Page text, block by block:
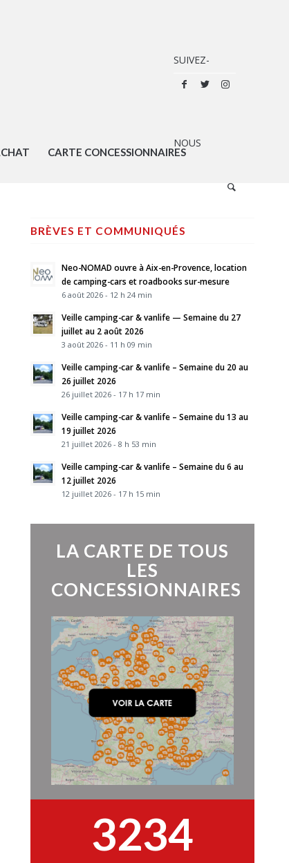
CARTE CONCESSIONNAIRES
BRÈVES ET COMMUNIQUÉS
Neo-NOMAD ouvre à Aix-en-Provence, location
de camping-cars et roadbooks sur-mesure
6 août 2026 - 12 h 24 min
Veille camping-car & vanlife — Semaine du 27
juillet au 2 août 2026
3 août 2026 - 11 h 09 min
Veille camping-car & vanlife – Semaine du 20 au
26 juillet 2026
26 juillet 2026 - 17 h 17 min
Veille camping-car & vanlife – Semaine du 13 au
19 juillet 2026
21 juillet 2026 - 8 h 53 min
Veille camping-car & vanlife – Semaine du 6 au
12 juillet 2026
12 juillet 2026 - 17 h 15 min
LA CARTE DE TOUS
LES
CONCESSIONNAIRES
3234